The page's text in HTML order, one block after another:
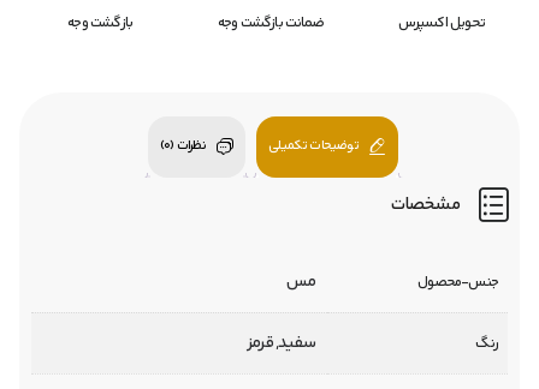
تحویل اکسپرس ضمانت بازگشت وجه بازگشت وجه
توضیحات تکمیلی نظرات (0)
مشخصات
جنس-محصول مس
رنگ سفید, قرمز